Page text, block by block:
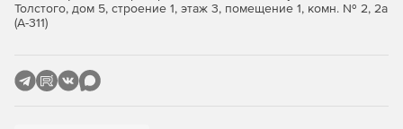
сделке, что существенно помогает ускорить ввод нового
менеджера в работу.
Store по доступной цене.
Толстого, дом 5, строение 1, этаж 3, помещение 1, комн. № 2, 2а
(А-311)